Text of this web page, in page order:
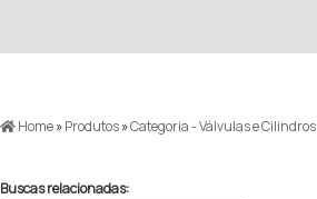
Home»Produtos»Categoria - Válvulas e Cilindros
Buscas relacionadas: